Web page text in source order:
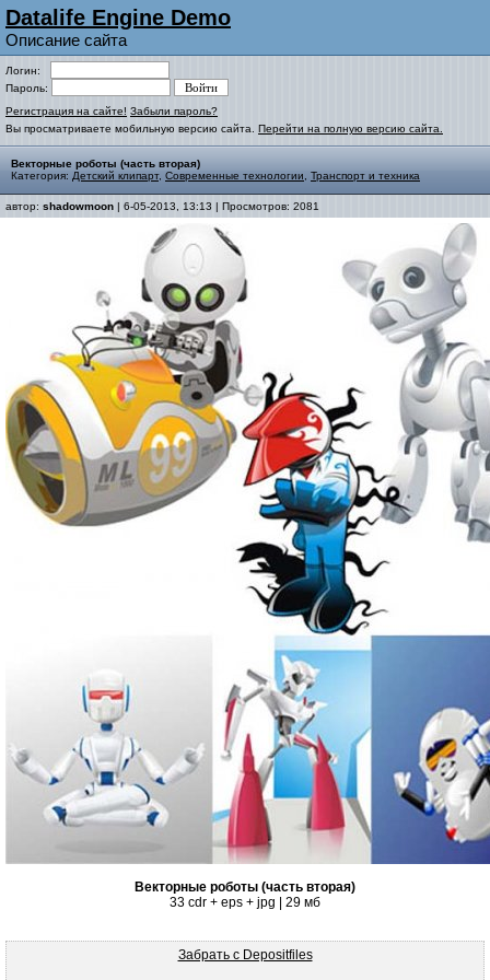
Datalife Engine Demo
Описание сайта
Логин:
Пароль:
Регистрация на сайте! Забыли пароль?
Вы просматриваете мобильную версию сайта. Перейти на полную версию сайта.
Векторные роботы (часть вторая)
Категория: Детский клипарт, Современные технологии Транспорт и техника
автор: shadowmoon | 6-05-2013, 13:13 | Просмотров: 2081
Векторные роботы (часть вторая)
33 cdr + eps + jpg | 29 мб
Забрать с Depositfiles